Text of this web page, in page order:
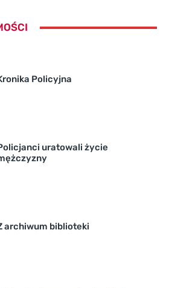
Policyjna
uratowali życie
archiwum biblioteki